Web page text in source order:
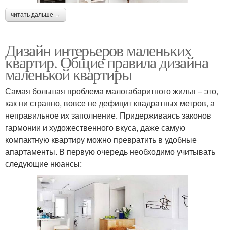
читать дальше →
Дизайн интерьеров маленьких
квартир. Общие правила дизайна
маленькой квартиры
Самая большая проблема малогабаритного жилья – это,
как ни странно, вовсе не дефицит квадратных метров, а
неправильное их заполнение. Придерживаясь законов
гармонии и художественного вкуса, даже самую
компактную квартиру можно превратить в удобные
апартаменты. В первую очередь необходимо учитывать
следующие нюансы: